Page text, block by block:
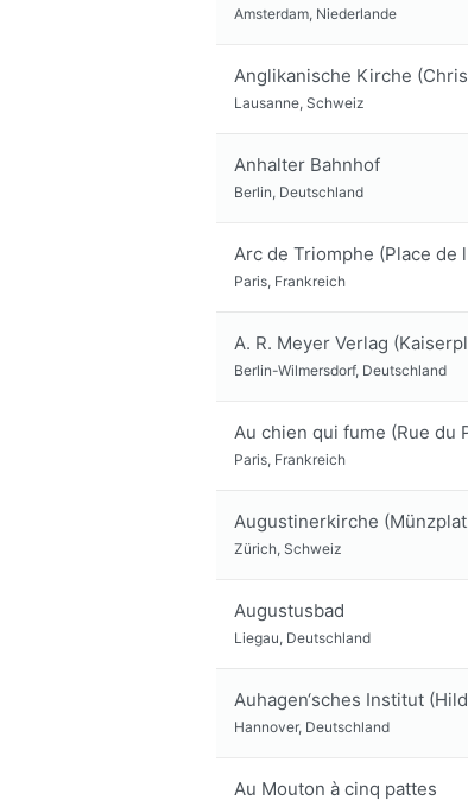
Amsterdam, Niederlande
Anglikanische Kirche
Lausanne, Schweiz
Anhalter Bahnhof
Berlin, Deutschland
Arc de Triomphe (Place de
Paris, Frankreich
A. R. Meyer Verlag
Berlin-Wilmersdorf, Deutschland
Au chien qui fume (Rue du
Paris, Frankreich
Augustinerkirche
Zürich, Schweiz
Augustusbad
Liegau, Deutschland
Auhagen‘sches Institut
Hannover, Deutschland
Au Mouton à cinq pattes